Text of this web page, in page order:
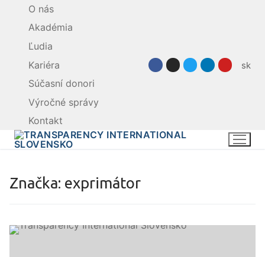
PreskočiťO nás
Akadémia
Ľudia
Kariéra
Súčasní donori
Výročné správy
Kontakt
sk
Značka: exprimátor